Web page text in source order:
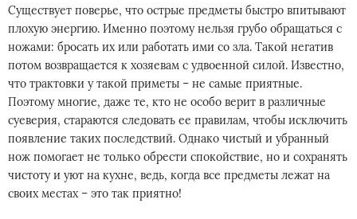
Существует поверье, что острые предметы быстро впитывают
плохую энергию. Именно поэтому нельзя грубо обращаться с
ножами: бросать их или работать ими со зла. Такой негатив
потом возвращается к хозяевам с удвоенной силой. Известно,
что трактовки у такой приметы – не самые приятные.
Поэтому многие, даже те, кто не особо верит в различные
суеверия, стараются следовать ее правилам, чтобы исключить
появление таких последствий. Однако чистый и убранный
нож помогает не только обрести спокойствие, но и сохранять
чистоту и уют на кухне, ведь, когда все предметы лежат на
своих местах – это так приятно!